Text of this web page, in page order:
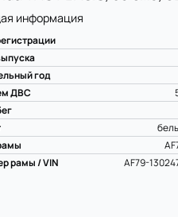
информация
год
ДВС
рамы / VIN
AF79-